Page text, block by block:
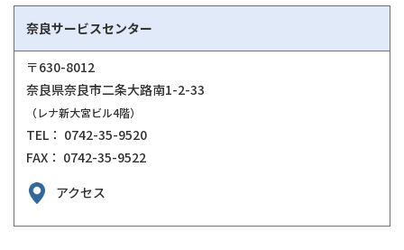
奈良サービスセンター
〒630-8012
奈良県奈良市二条大路南1-2-33
（レナ新大宮ビル4階）
TEL： 0742-35-9520
FAX： 0742-35-9522
アクセス